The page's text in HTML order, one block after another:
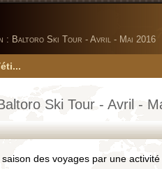
: Baltoro Ski Tour - Avril - Mai 2016
Ski Tour - Avril -
des voyages par une